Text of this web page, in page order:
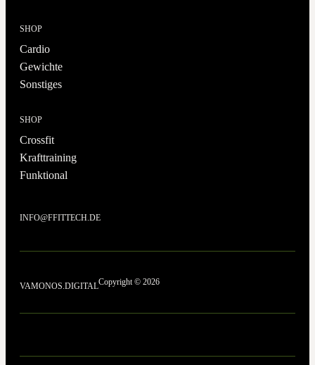
SHOP
Cardio
Gewichte
Sonstiges
SHOP
Crossfit
Krafttraining
Funktional
INFO@FFITTECH.DE
VAMONOS.DIGITALCopyright © 2026